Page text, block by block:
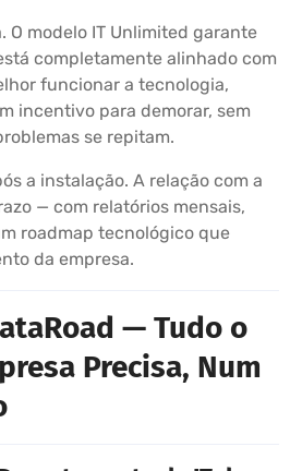
O modelo IT Unlimited garante
completamente alinhado com
funcionar a tecnologia,
incentivo para demorar, sem
se repitam.
a instalação. A relação com a
— com relatórios mensais,
roadmap tecnológico que
da empresa.
— Tudo o
Precisa, Num